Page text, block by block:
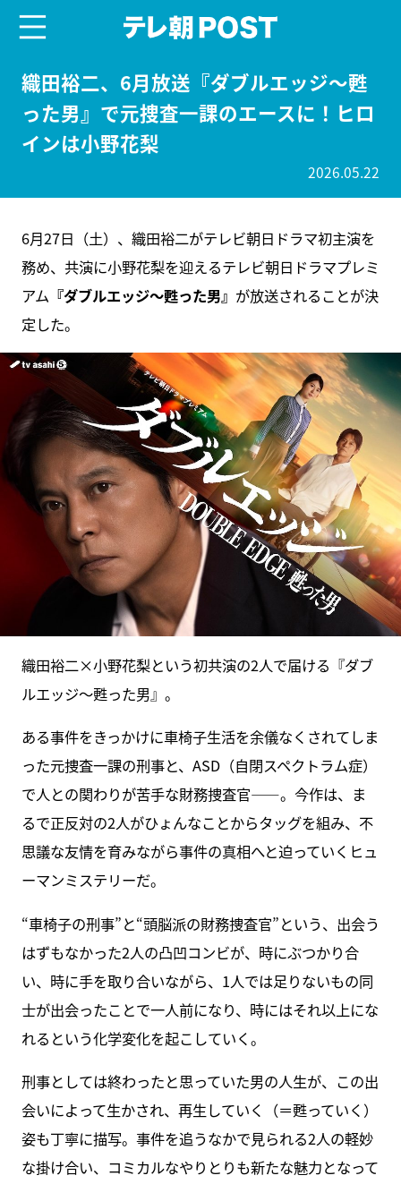
織田裕二、6月放送『ダブルエッジ～甦
った男』で元捜査一課のエースに！ヒロ
インは小野花梨
2026.05.22
6月27日（土）、織田裕二がテレビ朝日ドラマ初主演を
務め、共演に小野花梨を迎えるテレビ朝日ドラマプレミ
アム 『ダブルエッジ～甦った男』 が放送されることが決
定した。
織田裕二×小野花梨という初共演の2人で届ける『ダブ
ルエッジ～甦った男』。
ある事件をきっかけに車椅子生活を余儀なくされてしま
った元捜査一課の刑事と、ASD（自閉スペクトラム症）
で人との関わりが苦手な財務捜査官――。今作は、ま
るで正反対の2人がひょんなことからタッグを組み、不
思議な友情を育みながら事件の真相へと迫っていくヒュ
ーマンミステリーだ。
“車椅子の刑事”と“頭脳派の財務捜査官”という、出会う
はずもなかった2人の凸凹コンビが、時にぶつかり合
い、時に手を取り合いながら、1人では足りないもの同
士が出会ったことで一人前になり、時にはそれ以上にな
れるという化学変化を起こしていく。
刑事としては終わったと思っていた男の人生が、この出
会いによって生かされ、再生していく（＝甦っていく）
姿も丁寧に描写。事件を追うなかで見られる2人の軽妙
な掛け合い、コミカルなやりとりも新たな魅力となって